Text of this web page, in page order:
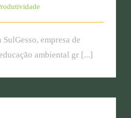
empresa de
ambiental gr [...]